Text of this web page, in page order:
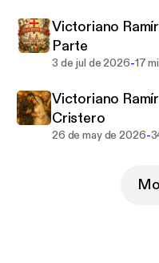
Victoriano
Parte
3 de jul de 2026-17
Victoriano
Cristero
26 de may de 2026-